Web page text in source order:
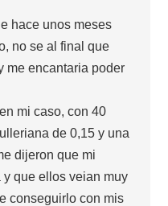
hace unos meses
no se al final que
me encantaria poder
mi caso, con 40
de 0,15 y una
dijeron que mi
y que ellos veian muy
conseguirlo con mis